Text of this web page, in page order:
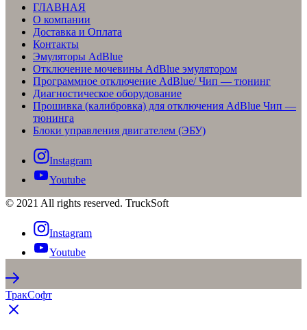
ГЛАВНАЯ
О компании
Доставка и Оплата
Контакты
Эмуляторы AdBlue
Отключение мочевины AdBlue эмулятором
Программное отключение AdBlue/ Чип — тюнинг
Диагностическое оборудование
Прошивка (калибровка) для отключения AdBlue Чип —
тюнинга
Блоки управления двигателем (ЭБУ)
Instagram
Youtube
© 2021 All rights reserved. TruckSoft
Instagram
Youtube
ТракСофт